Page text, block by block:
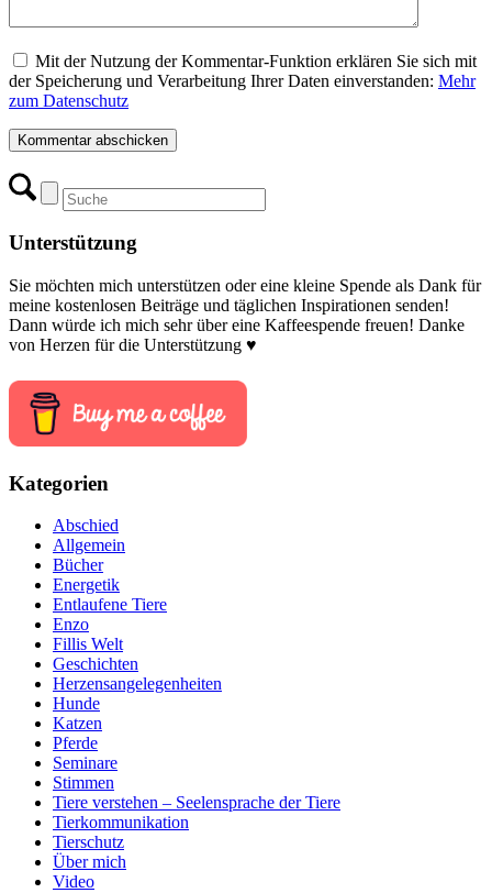
Mit der Nutzung der Kommentar-Funktion erklären Sie sich mit
der Speicherung und Verarbeitung Ihrer Daten einverstanden: Mehr
zum Datenschutz
Unterstützung
Sie möchten mich unterstützen oder eine kleine Spende als Dank für
meine kostenlosen Beiträge und täglichen Inspirationen senden!
Dann würde ich mich sehr über eine Kaffeespende freuen! Danke
von Herzen für die Unterstützung ♥
Kategorien
Abschied
Allgemein
Bücher
Energetik
Entlaufene Tiere
Enzo
Fillis Welt
Geschichten
Herzensangelegenheiten
Hunde
Katzen
Pferde
Seminare
Stimmen
Tiere verstehen – Seelensprache der Tiere
Tierkommunikation
Tierschutz
Über mich
Video